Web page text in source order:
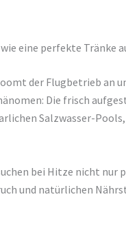
eine perfekte Tränke
der Flugbetrieb an
Die frisch
Salzwasser-
bei Hitze nicht nur
und natürlichen